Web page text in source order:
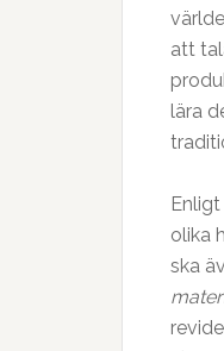
att
lära
olika
ska